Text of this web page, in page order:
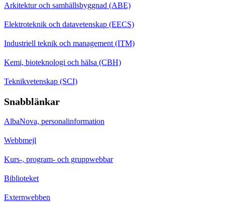
Arkitektur och samhällsbyggnad (ABE)
Elektroteknik och datavetenskap (EECS)
Industriell teknik och management (ITM)
Kemi, bioteknologi och hälsa (CBH)
Teknikvetenskap (SCI)
Snabblänkar
AlbaNova, personalinformation
Webbmejl
Kurs-, program- och gruppwebbar
Biblioteket
Externwebben